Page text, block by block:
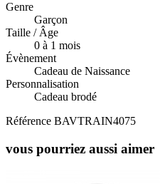
Genre
Garçon
Taille / Âge
0 à 1 mois
Évènement
Cadeau de Naissance
Personnalisation
Cadeau brodé
Référence BAVTRAIN4075
vous pourriez aussi aimer